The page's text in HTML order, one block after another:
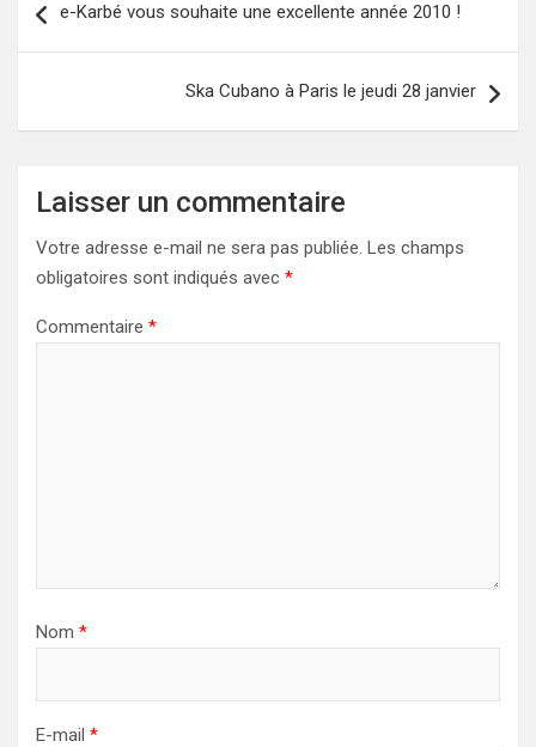
de
e-Karbé vous souhaite une excellente année 2010 !
Ska Cubano à Paris le jeudi 28 janvier
Laisser un commentaire
Votre adresse e-mail ne sera pas publiée. Les champs
obligatoires sont indiqués avec *
Commentaire *
Nom *
E-mail *